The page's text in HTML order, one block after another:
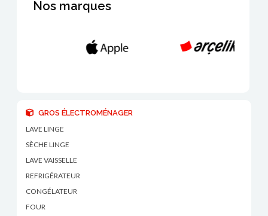
Nos marques
GROS ÉLECTROMÉNAGER
LAVE LINGE
SÈCHE LINGE
LAVE VAISSELLE
REFRIGÉRATEUR
CONGÉLATEUR
FOUR